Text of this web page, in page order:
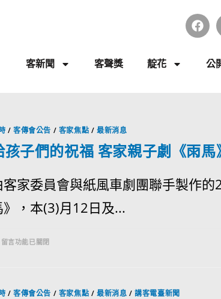
客新聞 客聲獎 靛花 公
/客傳會公告 / 客家焦點 /最新消息
孩子們的祝福 客家親子劇《雨
客家委員會與紙風車劇團聯手製作
》，本(3)月12日及...
留言功能已關閉
/客傳會公告 / 客家焦點 /最新消息 /講客電臺新聞